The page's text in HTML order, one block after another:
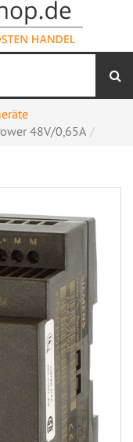
48V/0,65A